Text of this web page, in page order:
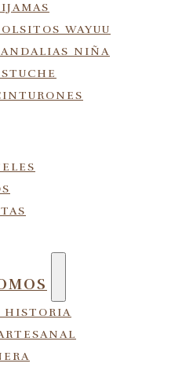
WAYUU
NIÑA
HISTORIA